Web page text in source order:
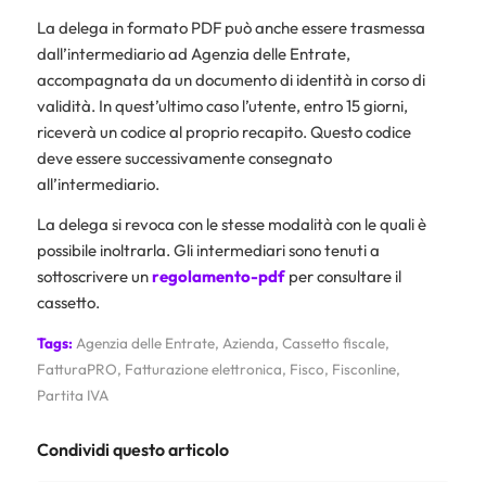
La delega in formato PDF può anche essere trasmessa
dall’intermediario ad Agenzia delle Entrate,
accompagnata da un documento di identità in corso di
validità. In quest’ultimo caso l’utente, entro 15 giorni,
riceverà un codice al proprio recapito. Questo codice
deve essere successivamente consegnato
all’intermediario.
La delega si revoca con le stesse modalità con le quali è
possibile inoltrarla. Gli intermediari sono tenuti a
sottoscrivere unregolamento-pdfper consultare il
cassetto.
Tags: Agenzia delle Entrate, Azienda, Cassetto fiscale,
FatturaPRO, Fatturazione elettronica, Fisco, Fisconline,
Partita IVA
Condividi questo articolo